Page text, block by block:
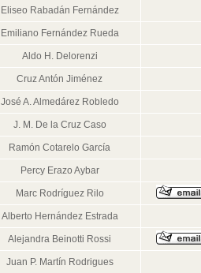
Eliseo Rabadán Fernández
Emiliano Fernández Rueda
Aldo H. Delorenzi
Cruz Antón Jiménez
José A. Almedárez Robledo
J. M. De la Cruz Caso
Ramón Cotarelo García
Percy Erazo Aybar
Marc Rodríguez Rilo
Alberto Hernández Estrada
Alejandra Beinotti Rossi
Juan P. Martín Rodrigues